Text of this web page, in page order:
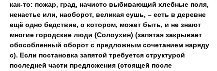
как-то: пожар, град, начисто выбивающий хлебные поля,
ненастье или, наоборот, великая сушь, – есть в деревне
ещё одно бедствие, о котором, может быть, и не знают
многие городские люди (Солоухин) (запятая закрывает
обособленный оборот с предложным сочетанием наряду
с). Если постановка запятой требуется структурой
последней части предложения (стоящей после